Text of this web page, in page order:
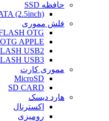
حافظه SSD
(2.5inch)
فلش مموری
OTG
APPLE
USB2
USB3
مموری کارت
MicroSD
SD CARD
هارد دیسک
اکسترنال
رومیزی